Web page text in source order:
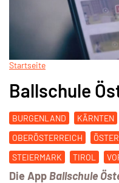
Startseite
Ballschule
BURGENLAND KÄRNTEN
OBERÖSTERREICH
STEIERMARK
TIROL
Die App Ballschule